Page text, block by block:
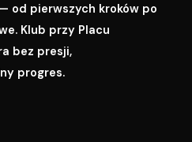
od pierwszych kroków po
Klub przy Placu
bez presji,
progres.